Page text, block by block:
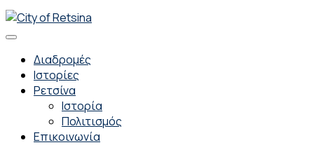
Διαδρομές
Ιστορίες
Ρετσίνα
Ιστορία
Πολιτισμός
Επικοινωνία